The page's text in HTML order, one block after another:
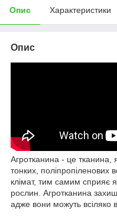
Опис Характеристики
Опис
Агротканина - це тканина,
тонких, поліпропіленових
клімат, тим самим сприяє
рослин. Агротканина
адже вони можуть всіляко